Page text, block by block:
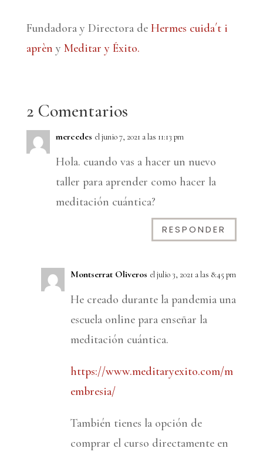
Fundadora y Directora de Hermes cuida´t i
aprèn y Meditar y Éxito.
2 Comentarios
mercedes el junio 7, 2021 a las 11:13 pm
Hola. cuando vas a hacer un nuevo
taller para aprender como hacer la
meditación cuántica?
RESPONDER
Montserrat Oliveros el julio 3, 2021 a las 8:45 pm
He creado durante la pandemia una
escuela online para enseñar la
meditación cuántica.
https://www.meditaryexito.com/m
embresia/
También tienes la opción de
comprar el curso directamente en